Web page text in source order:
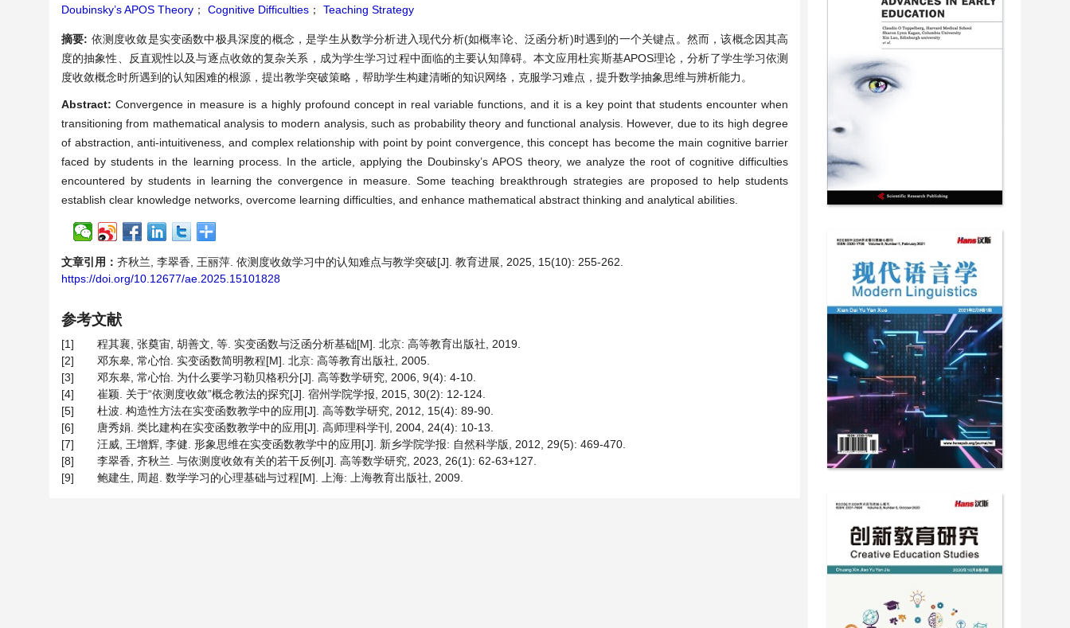
Doubinsky’s APOS Theory ； Cognitive Difficulties ； Teaching Strategy
摘要: 依测度收敛是实变函数中极具深度的概念，是学生从数学分析进入现代分析(如概率论、泛函分析)时遇到的一个关键点。然而，该概念因其高
度的抽象性、反直观性以及与逐点收敛的复杂关系，成为学生学习过程中面临的主要认知障碍。本文应用杜宾斯基APOS理论，分析了学生学习依测
度收敛概念时所遇到的认知困难的根源，提出教学突破策略，帮助学生构建清晰的知识网络，克服学习难点，提升数学抽象思维与辨析能力。
Abstract:Convergence in measure is a highly profound concept in real variable functions, and it is a key point that students encounter when
transitioning from mathematical analysis to modern analysis, such as probability theory and functional analysis. However, due to its high degree
of abstraction, anti-intuitiveness, and complex relationship with point by point convergence, this concept has become the main cognitive barrier
faced by students in the learning process. In the article, applying the Doubinsky’s APOS theory, we analyze the root of cognitive difficulties
encountered by students in learning the convergence in measure. Some teaching breakthrough strategies are proposed to help students
establish clear knowledge networks, overcome learning difficulties, and enhance mathematical abstract thinking and analytical abilities.
文章引用： 齐秋兰, 李翠香, 王丽萍. 依测度收敛学习中的认知难点与教学突破[J]. 教育进展, 2025, 15(10): 255-262.
https://doi.org/10.12677/ae.2025.15101828
参考文献
[1]
程其襄, 张奠宙, 胡善文, 等. 实变函数与泛函分析基础[M]. 北京: 高等教育出版社, 2019.
[2]
邓东皋, 常心怡. 实变函数简明教程[M]. 北京: 高等教育出版社, 2005.
[3]
邓东皋, 常心怡. 为什么要学习勒贝格积分[J]. 高等数学研究, 2006, 9(4): 4-10.
[4]
崔颖. 关于“依测度收敛”概念教法的探究[J]. 宿州学院学报, 2015, 30(2): 12-124.
[5]
杜波. 构造性方法在实变函数教学中的应用[J]. 高等数学研究, 2012, 15(4): 89-90.
[6]
唐秀娟. 类比建构在实变函数教学中的应用[J]. 高师理科学刊, 2004, 24(4): 10-13.
[7]
汪威, 王增辉, 李健. 形象思维在实变函数教学中的应用[J]. 新乡学院学报: 自然科学版, 2012, 29(5): 469-470.
[8]
李翠香, 齐秋兰. 与依测度收敛有关的若干反例[J]. 高等数学研究, 2023, 26(1): 62-63+127.
[9]
鲍建生, 周超. 数学学习的心理基础与过程[M]. 上海: 上海教育出版社, 2009.